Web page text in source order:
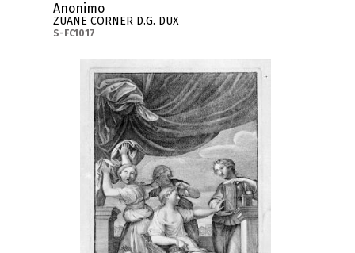
Anonimo
ZUANE CORNER D.G. DUX
S-FC1017